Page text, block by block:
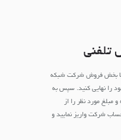
با بخش فروش شرکت شبکه
را نهایی کنید. سپس به
مورد نظر را از
شرکت واریز نمایید و